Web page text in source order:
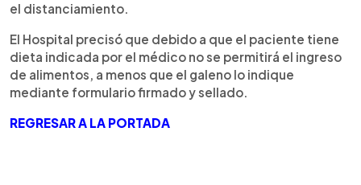
el distanciamiento.
El Hospital precisó que debido a que el paciente tiene
dieta indicada por el médico no se permitirá el ingreso
de alimentos, a menos que el galeno lo indique
mediante formulario firmado y sellado.
REGRESAR A LA PORTADA